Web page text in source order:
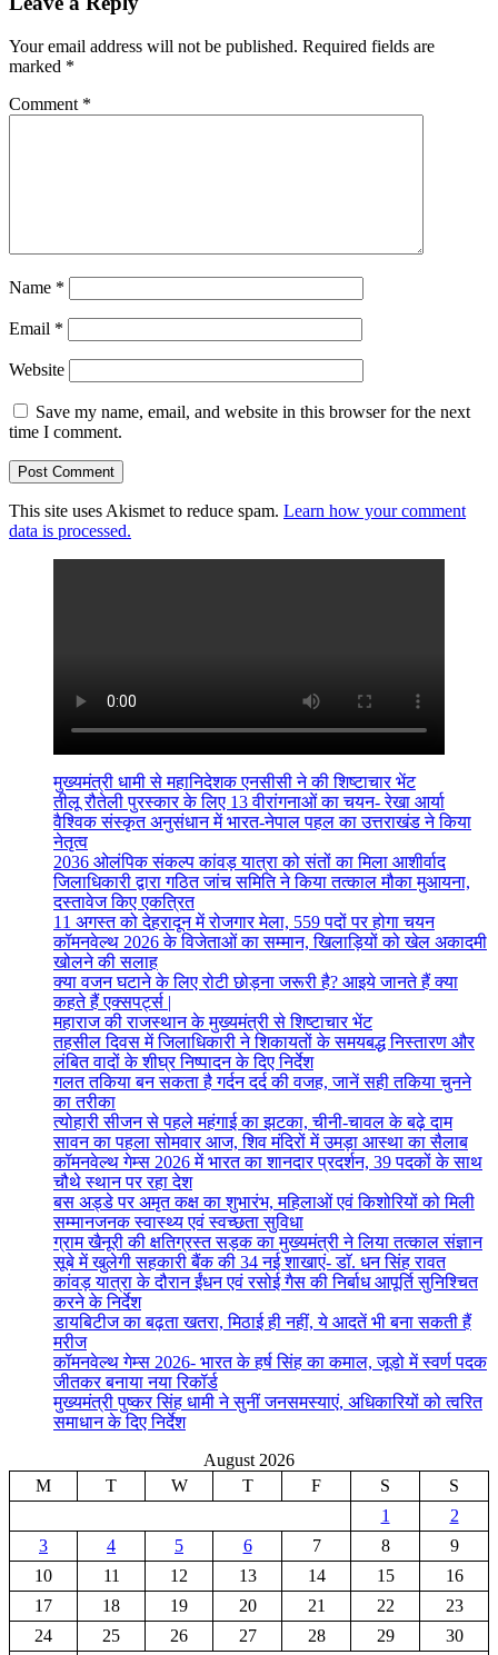
Your email address will not be published. Required fields are
marked *
Comment *
Name *
Email *
Website
Save my name, email, and website in this browser for the next
time I comment.
This site uses Akismet to reduce spam. Learn how your comment
data is processed.
मुख्यमंत्री धामी से महानिदेशक एनसीसी ने की शिष्टाचार भेंट
तीलू रौतेली पुरस्कार के लिए 13 वीरांगनाओं का चयन- रेखा आर्या
वैश्विक संस्कृत अनुसंधान में भारत-नेपाल पहल का उत्तराखंड ने किया
नेतृत्व
2036 ओलंपिक संकल्प कांवड़ यात्रा को संतों का मिला आशीर्वाद
जिलाधिकारी द्वारा गठित जांच समिति ने किया तत्काल मौका मुआयना,
दस्तावेज किए एकत्रित
11 अगस्त को देहरादून में रोजगार मेला, 559 पदों पर होगा चयन
कॉमनवेल्थ 2026 के विजेताओं का सम्मान, खिलाड़ियों को खेल अकादमी
खोलने की सलाह
क्या वजन घटाने के लिए रोटी छोड़ना जरूरी है? आइये जानते हैं क्या
कहते हैं एक्सपर्ट्स |
महाराज की राजस्थान के मुख्यमंत्री से शिष्टाचार भेंट
तहसील दिवस में जिलाधिकारी ने शिकायतों के समयबद्ध निस्तारण और
लंबित वादों के शीघ्र निष्पादन के दिए निर्देश
गलत तकिया बन सकता है गर्दन दर्द की वजह, जानें सही तकिया चुनने
का तरीका
त्योहारी सीजन से पहले महंगाई का झटका, चीनी-चावल के बढ़े दाम
सावन का पहला सोमवार आज, शिव मंदिरों में उमड़ा आस्था का सैलाब
कॉमनवेल्थ गेम्स 2026 में भारत का शानदार प्रदर्शन, 39 पदकों के साथ
चौथे स्थान पर रहा देश
बस अड्डे पर अमृत कक्ष का शुभारंभ, महिलाओं एवं किशोरियों को मिली
सम्मानजनक स्वास्थ्य एवं स्वच्छता सुविधा
ग्राम खैनूरी की क्षतिग्रस्त सड़क का मुख्यमंत्री ने लिया तत्काल संज्ञान
सूबे में खुलेगी सहकारी बैंक की 34 नई शाखाएं- डाॅ. धन सिंह रावत
कांवड़ यात्रा के दौरान ईंधन एवं रसोई गैस की निर्बाध आपूर्ति सुनिश्चित
करने के निर्देश
डायबिटीज का बढ़ता खतरा, मिठाई ही नहीं, ये आदतें भी बना सकती हैं
मरीज
कॉमनवेल्थ गेम्स 2026- भारत के हर्ष सिंह का कमाल, जूडो में स्वर्ण पदक
जीतकर बनाया नया रिकॉर्ड
मुख्यमंत्री पुष्कर सिंह धामी ने सुनीं जनसमस्याएं, अधिकारियों को त्वरित
समाधान के दिए निर्देश
August 2026
M
T W T F S
S
1
2
3
4 5 6 7 8
9
10
11 12 13 14 15
16
17
18 19 20 21 22
23
24
25 26 27 28 29
30